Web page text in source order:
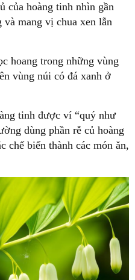
của hoàng tinh nhìn gần
mang vị chua xen lẫn
hoang trong những vùng
vùng núi có đá xanh ở
tinh được ví “quý như
dùng phần rễ củ hoàng
chế biến thành các món ăn,